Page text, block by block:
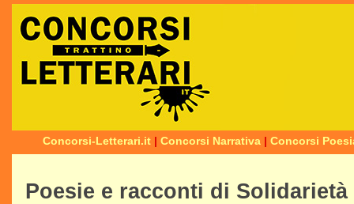
Concorsi-Letterari.it | Concorsi Narrativa | Concorsi
Poesie e racconti di Solidarietà